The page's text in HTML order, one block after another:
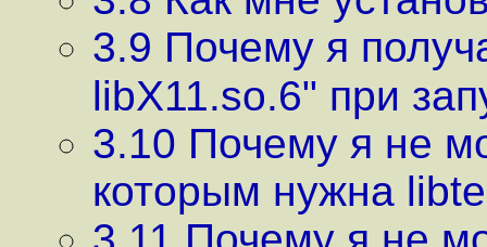
3.9 Почему я
libX11.so.6" при
3.10 Почему я не
которым нужна